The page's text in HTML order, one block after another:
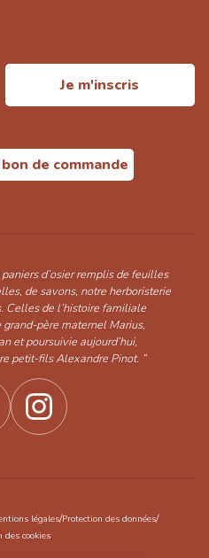
Je m'inscris
de commande
d’osier remplis de feuilles
de savons, notre herboristerie
Celles de l’histoire familiale
père maternel Marius,
et poursuivie aujourd’hui,
petit-fils Alexandre Pinot. ”
légales/Protection des données/
des cookies